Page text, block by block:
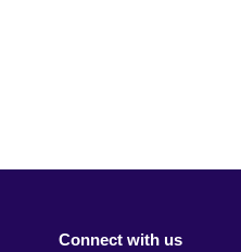
Connect with us